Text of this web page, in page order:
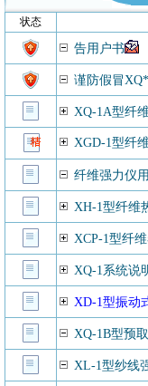
状态
告用户书
谨防假冒
XQ-1A型纤
XGD-1型纤
纤维强力仪
XH-1型纤维
XCP-1型纤
XQ-1系统说
XD-1型振动
XQ-1B型预
XL-1型纱线